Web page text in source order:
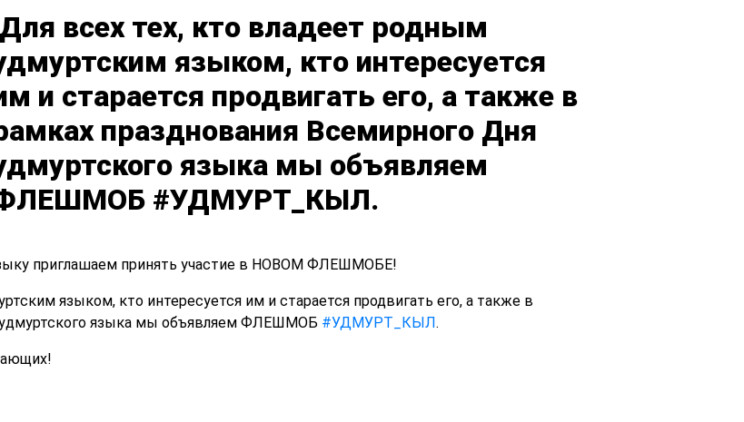
Для всех тех, кто владеет родным
языком, кто интересуется
и старается продвигать его, а также в
празднования Всемирного Дня
языка мы объявляем
#УДМУРТ_КЫЛ.
приглашаем принять участие в НОВОМ ФЛЕШМОБЕ!
языком, кто интересуется им и старается продвигать его, а также в
удмуртского языка мы объявляем ФЛЕШМОБ #УДМУРТ_КЫЛ.